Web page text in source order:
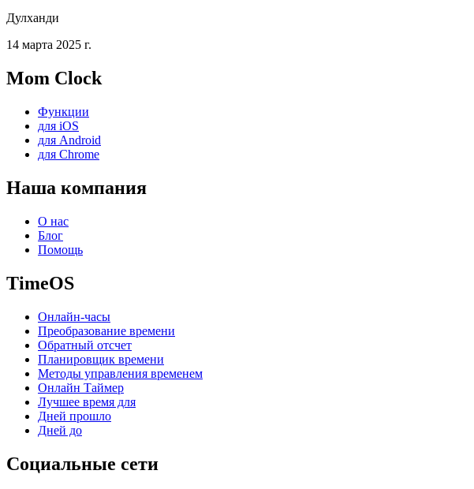
Дулханди
14 марта 2025 г.
Mom Clock
Функции
для iOS
для Android
для Chrome
Наша компания
О нас
Блог
Помощь
TimeOS
Онлайн-часы
Преобразование времени
Обратный отсчет
Планировщик времени
Методы управления временем
Онлайн Таймер
Лучшее время для
Дней прошло
Дней до
Социальные сети